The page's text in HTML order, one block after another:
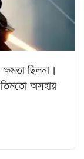
ছিলনা।
অসহায়